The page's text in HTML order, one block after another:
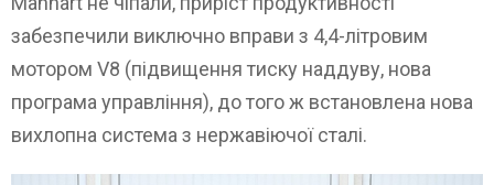
забезпечили виключно вправи з 4,4-літровим
мотором V8 (підвищення тиску наддуву, нова
програма управління), до того ж встановлена ​​нова
вихлопна система з нержавіючої сталі.